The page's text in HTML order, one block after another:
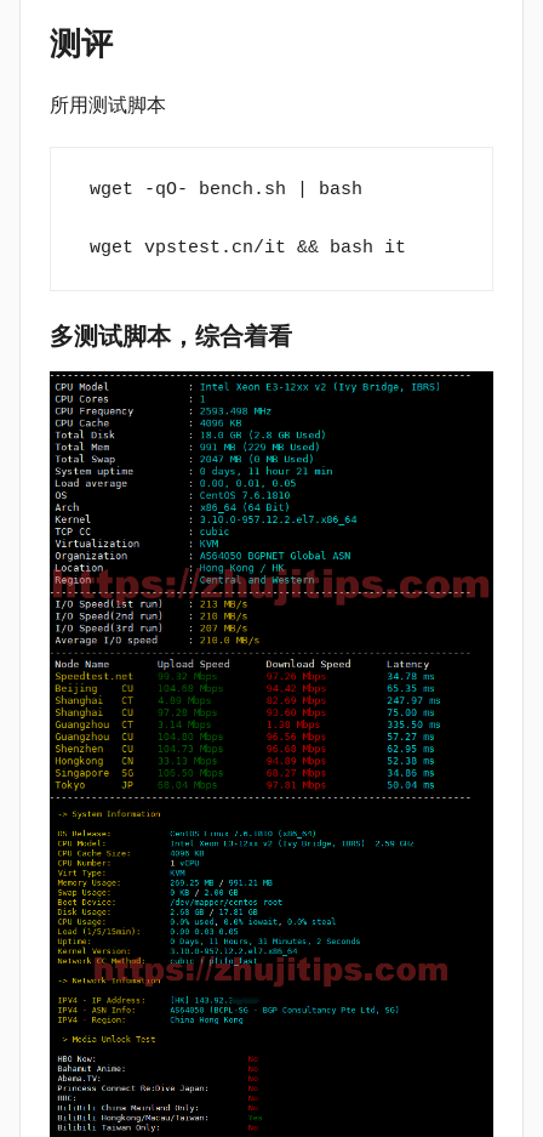
测评
所用测试脚本
wget -qO- bench.sh | bash
wget vpstest.cn/it && bash it
多测试脚本，综合着看